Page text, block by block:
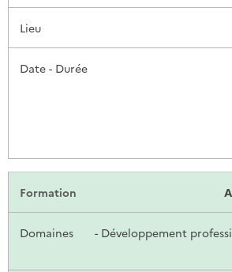
- Développement